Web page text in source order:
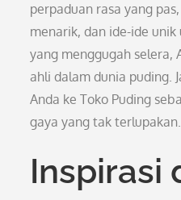
perpaduan rasa yang
menarik, dan ide-ide
yang menggugah selera,
ahli dalam dunia puding.
Anda ke Toko Puding
gaya yang tak terlupakan.
Inspirasi